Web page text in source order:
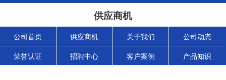
供应商机
公司首页 供应商机 关于我们 公司动态
荣誉认证 招聘中心 客户案例 产品知识